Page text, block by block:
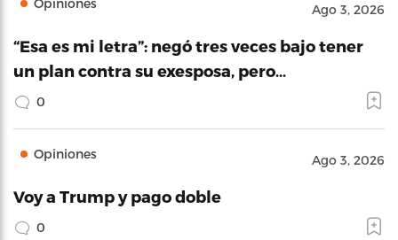
Ago 3, 2026
“Esa es mi letra”: negó tres veces bajo tener
un plan contra su exesposa, pero…
0
Opiniones Ago 3, 2026
Voy a Trump y pago doble
0